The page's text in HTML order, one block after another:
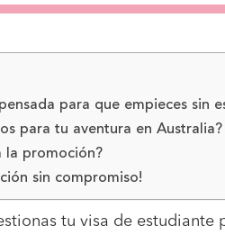
para que empieces sin
para tu aventura en Australia?
la promoción?
sin compromiso!
tu visa de estudiante